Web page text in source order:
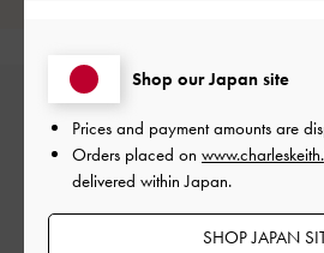
Shop our Japan site
Prices and payment amounts are
Orders placed on
delivered within Japan.
SHOP JAPAN